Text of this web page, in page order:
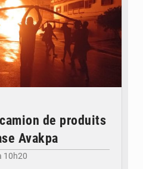
de produits
Avakpa
10h20